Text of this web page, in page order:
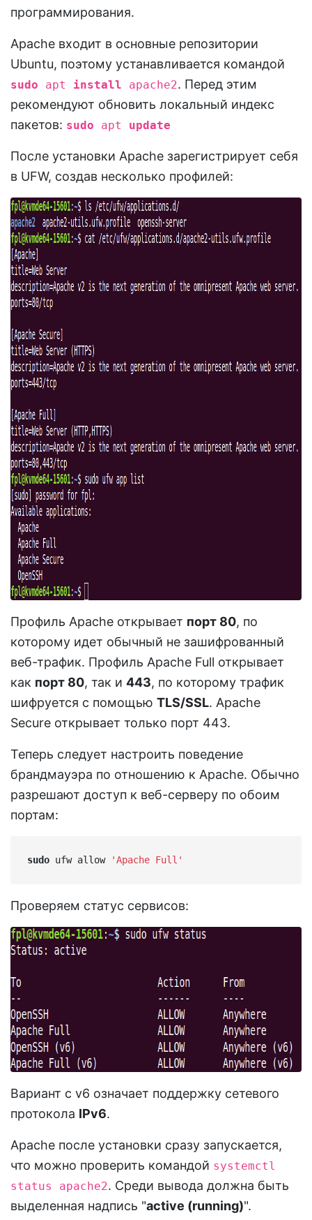
программирования.
Apache входит в основные репозитории
Ubuntu, поэтому устанавливается командой
sudo apt install apache2. Перед этим
рекомендуют обновить локальный индекс
пакетов: sudo apt update
После установки Apache зарегистрирует себя
в UFW, создав несколько профилей:
Профиль Apache открывает порт 80, по
которому идет обычный не зашифрованный
веб-трафик. Профиль Apache Full открывает
как порт 80, так и 443, по которому трафик
шифруется с помощью TLS/SSL. Apache
Secure открывает только порт 443.
Теперь следует настроить поведение
брандмауэра по отношению к Apache. Обычно
разрешают доступ к веб-серверу по обоим
портам:
sudo ufw allow 'Apache Full'
Проверяем статус сервисов:
Вариант с v6 означает поддержку сетевого
протокола IPv6.
Apache после установки сразу запускается,
что можно проверить командой systemctl
status apache2. Среди вывода должна быть
выделенная надпись "active (running)".